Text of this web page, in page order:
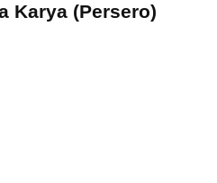
Karya (Persero)